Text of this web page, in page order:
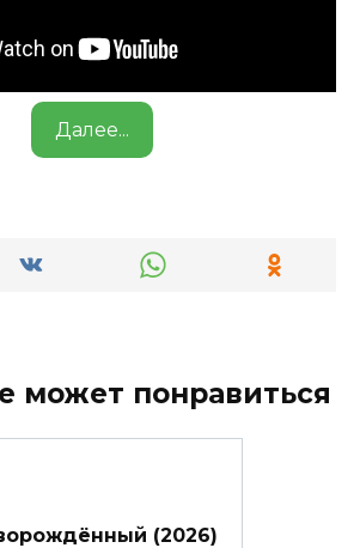
Далее...
может понравиться
(2026)